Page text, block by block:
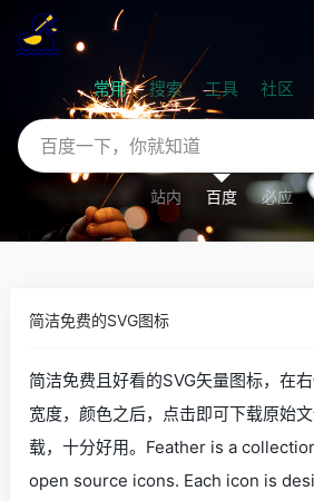
常用 搜索 工具 社区
站内 百度 必应
简洁免费的SVG图标
简洁免费且好看的SVG矢量图标，在
宽度，颜色之后，点击即可下载原始
载，十分好用。Feather is a
open source icons. Each icon is